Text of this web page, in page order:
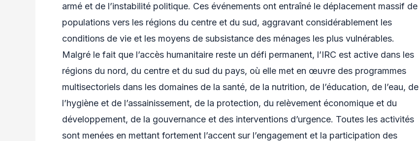
armé et de l’instabilité politique. Ces événements ont entraîné le déplacement massif de
populations vers les régions du centre et du sud, aggravant considérablement les
conditions de vie et les moyens de subsistance des ménages les plus vulnérables.
Malgré le fait que l’accès humanitaire reste un défi permanent, l’IRC est active dans les
régions du nord, du centre et du sud du pays, où elle met en œuvre des programmes
multisectoriels dans les domaines de la santé, de la nutrition, de l’éducation, de l’eau, de
l’hygiène et de l’assainissement, de la protection, du relèvement économique et du
développement, de la gouvernance et des interventions d’urgence. Toutes les activités
sont menées en mettant fortement l’accent sur l’engagement et la participation des